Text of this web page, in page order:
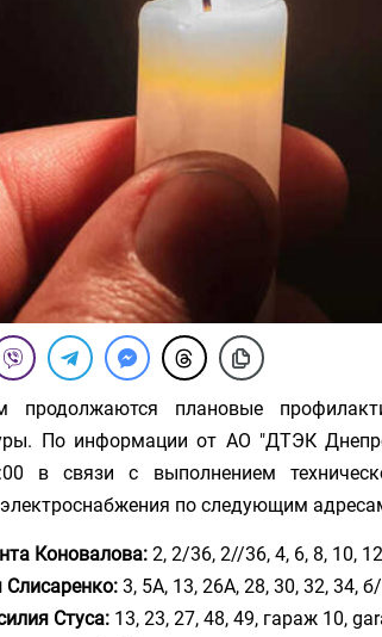
продолжаются плановые
По информации от АО "ДТЭК
в связи с выполнением
по следующим
Коновалова: 2, 2/36, 2//36, 4, 6, 8, 10, 12
Слисаренко: 3, 5А, 13, 26А, 28, 30, 32, 34,
Стуса: 13, 23, 27, 48, 49, гараж 10,